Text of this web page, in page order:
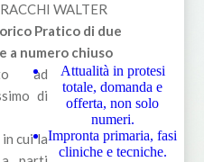
WALTER
Pratico di due
a numero chiuso
ad
di
cui la
Attualità in protesi
totale, domanda e
offerta, non solo
numeri.
Impronta primaria, fasi
cliniche e tecniche.